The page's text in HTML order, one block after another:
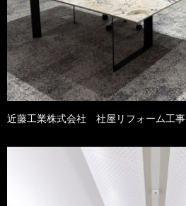
近藤工業株式会社 社屋リフォーム工事